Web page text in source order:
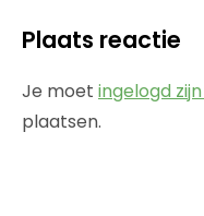
Plaats reactie
Je moet ingelogd
plaatsen.